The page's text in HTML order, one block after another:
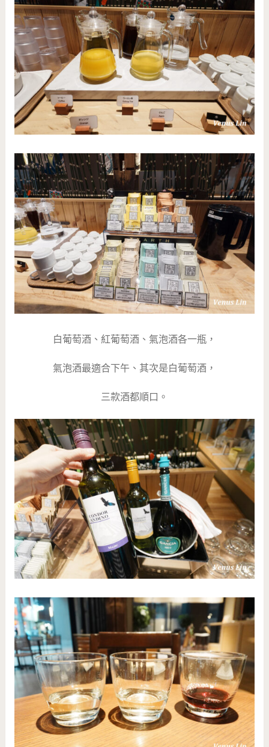
白葡萄酒、紅葡萄酒、氣泡酒各一瓶，
氣泡酒最適合下午、其次是白葡萄酒，
三款酒都順口。